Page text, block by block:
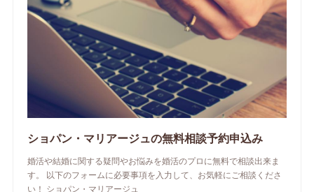
ショパン・マリアージュの無料相談予約申込み
婚活や結婚に関する疑問やお悩みを婚活のプロに無料で相談出来ま
す。 以下のフォームに必要事項を入力して、お気軽にご相談くださ
い！ ショパン・マリアージュ